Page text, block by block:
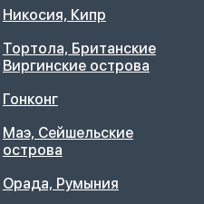
Никосия, Кипр
Тортола, Британские
Виргинские острова
Гонконг
Маэ, Сейшельские
острова
Орада, Румыния